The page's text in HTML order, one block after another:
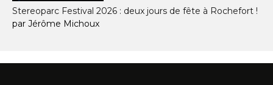
Stereoparc Festival 2026 : deux jours de fête à Rochefort !
par Jérôme Michoux